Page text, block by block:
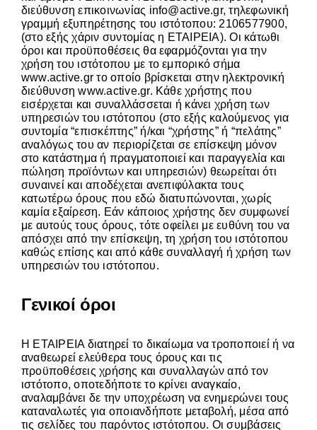
Insights
Careers
GET IN TOUCH
διεύθυνση επικοινωνίας info@active.gr, τηλεφωνική
γραμμή εξυπηρέτησης του ιστότοπου: 2106577900,
(στο εξής χάριν συντομίας η ΕΤΑΙΡΕΙΑ). Οι κάτωθι
όροι και προϋποθέσεις θα εφαρμόζονται για την
χρήση του ιστότοπου με το εμπορικό σήμα
www.active.gr το οποίο βρίσκεται στην ηλεκτρονική
διεύθυνσηwww.active.gr. Κάθε χρήστης που
εισέρχεται και συναλλάσσεται ή κάνει χρήση των
υπηρεσιών του ιστότοπου (στο εξής καλούμενος για
συντομία “επισκέπτης” ή/και “χρήστης” ή “πελάτης”
αναλόγως του αν περιορίζεται σε επίσκεψη μόνον
στο κατάστημα ή πραγματοποιεί και παραγγελία και
πώληση προϊόντων και υπηρεσιών) θεωρείται ότι
συναινεί και αποδέχεται ανεπιφύλακτα τους
κατωτέρω όρους που εδώ διατυπώνονται, χωρίς
καμία εξαίρεση. Εάν κάποιος χρήστης δεν συμφωνεί
με αυτούς τους όρους, τότε οφείλει με ευθύνη του να
απόσχει από την επίσκεψη, τη χρήση του ιστότοπου
καθώς επίσης και από κάθε συναλλαγή ή χρήση των
υπηρεσιών του ιστότοπου.
Γενικοί όροι
Η ΕΤΑΙΡΕΙΑ διατηρεί το δικαίωμα να τροποποιεί ή να
αναθεωρεί ελεύθερα τους όρους και τις
προϋποθέσεις χρήσης και συναλλαγών από τον
ιστότοπο, οποτεδήποτε το κρίνει αναγκαίο,
αναλαμβάνει δε την υποχρέωση να ενημερώνει τους
καταναλωτές για οποιανδήποτε μεταβολή, μέσα από
τις σελίδες του παρόντος ιστότοπου. Οι συμβάσεις